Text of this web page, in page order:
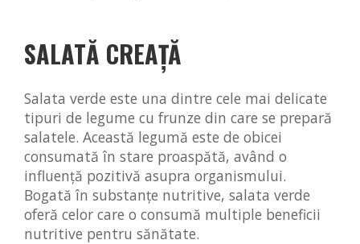
SALATĂ CREAȚĂ
Salata verde este una dintre cele mai delicate
tipuri de legume cu frunze din care se prepară
salatele. Această legumă este de obicei
consumată în stare proaspătă, având o
influență pozitivă asupra organismului.
Bogată în substanțe nutritive, salata verde
oferă celor care o consumă multiple beneficii
nutritive pentru sănătate.